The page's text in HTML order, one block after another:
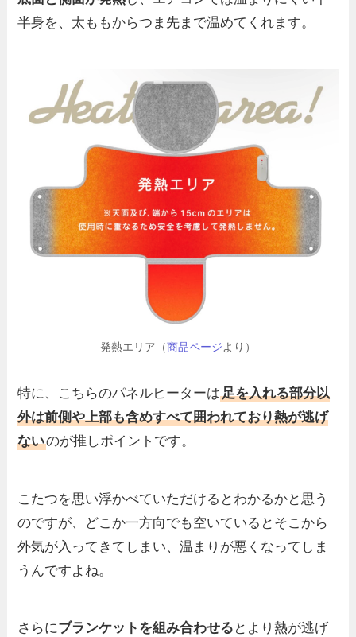
半身を、太ももからつま先まで温めてくれます。
発熱エリア（商品ページ より）
特に、こちらのパネルヒーターは足を入れる部分以
外は前側や上部も含めすべて囲われており熱が逃げ
ないのが推しポイントです。
こたつを思い浮かべていただけるとわかるかと思う
のですが、どこか一方向でも空いているとそこから
外気が入ってきてしまい、温まりが悪くなってしま
うんですよね。
さらにブランケットを組み合わせる とより熱が逃げ